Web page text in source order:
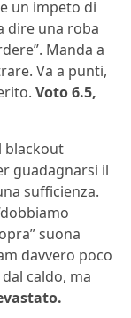
un impeto di
dire una roba
Manda a
Va a punti,
Voto 6.5,
blackout
guadagnarsi il
sufficienza.
suona
davvero poco
caldo, ma